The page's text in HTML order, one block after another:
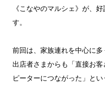
《こなやのマルシェ》が、
す。
前回は、家族連れを中心に多
出店者さまからも「直接お
ピーターにつながった」とい